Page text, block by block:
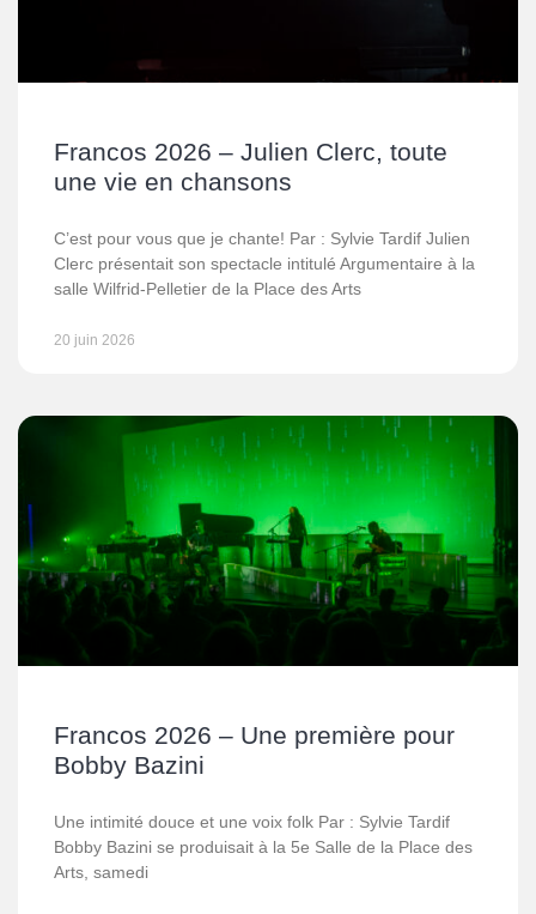
Francos 2026 – Julien Clerc, toute
une vie en chansons
C’est pour vous que je chante! Par : Sylvie Tardif Julien
Clerc présentait son spectacle intitulé Argumentaire à la
salle Wilfrid-Pelletier de la Place des Arts
20 juin 2026
Francos 2026 – Une première pour
Bobby Bazini
Une intimité douce et une voix folk Par : Sylvie Tardif
Bobby Bazini se produisait à la 5e Salle de la Place des
Arts, samedi